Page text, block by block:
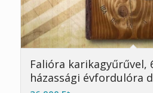
5.00
Falióra karikagyűrűvel,
házassági évfordulóra